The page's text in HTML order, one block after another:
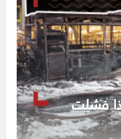
فشلت